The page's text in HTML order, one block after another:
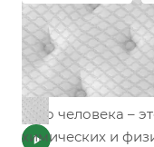
Тело человека –
химических и